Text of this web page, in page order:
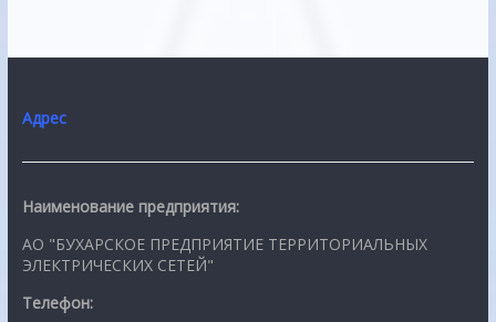
Адрес
Наименование предприятия:
АО "БУХАРСКОЕ ПРЕДПРИЯТИЕ ТЕРРИТОРИАЛЬНЫХ
ЭЛЕКТРИЧЕСКИХ СЕТЕЙ"
Телефон: